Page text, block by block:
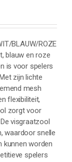
BLAUW/ROZE
blauw en roze
is voor spelers
zijn lichte
mesh
flexibiliteit,
zorgt voor
visgraatzool
waardoor snelle
kunnen worden
spelers